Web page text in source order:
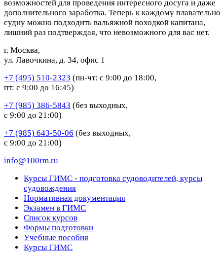
возможностей для проведения интересного досуга и даже
дополнительного заработка. Теперь к каждому
судну можно подходить вальяжной походкой капитана,
лишний раз подтверждая, что невозможного для вас нет.
г. Москва,
ул. Лавочкина, д. 34, офис 1
+7 (495) 510-2323 (пн-чт: с 9:00 до 18:00,
пт: с 9:00 до 16:45)
+7 (985) 386-5843 (без выходных,
с 9:00 до 21:00)
+7 (985) 643-50-06 (без выходных,
с 9:00 до 21:00)
info@100rm.ru
Курсы ГИМС - подготовка судоводителей, курсы
судовождения
Нормативная документация
Экзамен в ГИМС
Список курсов
Формы подготовки
Учебные пособия
Курсы ГИМС